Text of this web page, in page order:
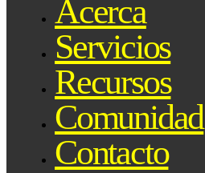
Acerca
Servicios
Recursos
Comunidad
Contacto